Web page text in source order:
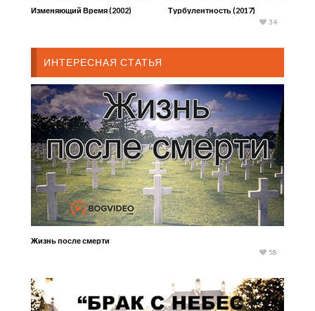
Изменяющий Время (2002) Турбулентность (2017)
34
ИНТЕРЕСНАЯ СТАТЬЯ
Жизнь после смерти
58